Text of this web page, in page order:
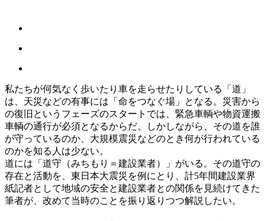
私たちが何気なく歩いたり車を走らせたりしている「道」
は、天災などの有事には「命をつなぐ場」となる。災害から
の復旧というフェーズのスタートでは、緊急車輌や物資運搬
車輌の通行が必須となるからだ。しかしながら、その道を誰
が守っているのか、大規模震災などのとき何が行われている
のかを知る人は少ない。
道には「道守（みちもり＝建設業者）」がいる。その道守の
存在と活動を、東日本大震災を例にとり、計5年間建設業界
紙記者として地域の安全と建設業者との関係を見続けてきた
筆者が、改めて当時のことを振り返りつつ解説したい。